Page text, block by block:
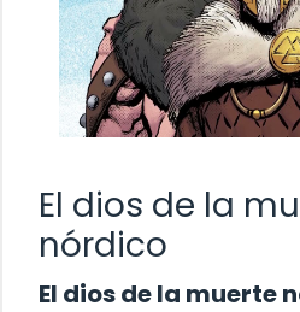
El dios de la
nórdico
El dios de la muerte